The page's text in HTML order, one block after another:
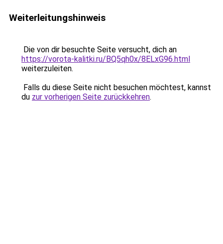
Weiterleitungshinweis
Die von dir besuchte Seite versucht, dich an
https://vorota-kalitki.ru/BQ5qh0x/8ELxG96.html
weiterzuleiten.
Falls du diese Seite nicht besuchen möchtest, kannst
du zur vorherigen Seite zurückkehren.